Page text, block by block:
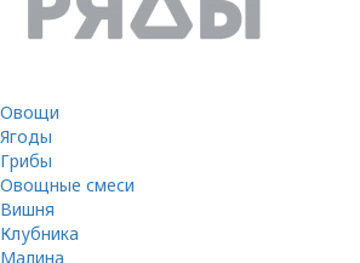
Овощи
Ягоды
Грибы
Овощные смеси
Вишня
Клубника
Малина